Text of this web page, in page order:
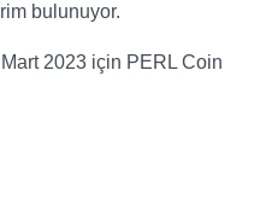
bulunuyor.
Mart 2023 için PERL Coin